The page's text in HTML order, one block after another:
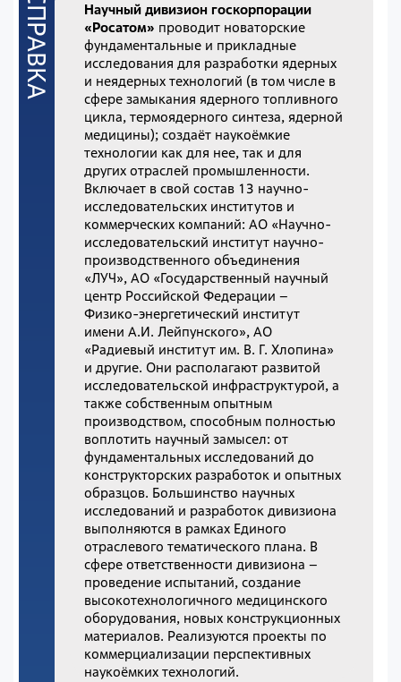
Научный дивизион госкорпорации
«Росатом» проводит новаторские
фундаментальные и прикладные
исследования для разработки ядерных
и неядерных технологий (в том числе в
сфере замыкания ядерного топливного
цикла, термоядерного синтеза, ядерной
медицины); создаёт наукоёмкие
технологии как для нее, так и для
других отраслей промышленности.
Включает в свой состав 13 научно-
исследовательских институтов и
коммерческих компаний: АО «Научно-
исследовательский институт научно-
производственного объединения
«ЛУЧ», АО «Государственный научный
центр Российской Федерации –
Физико-энергетический институт
имени А.И. Лейпунского», АО
«Радиевый институт им. В. Г. Хлопина»
и другие. Они располагают развитой
исследовательской инфраструктурой, а
также собственным опытным
производством, способным полностью
воплотить научный замысел: от
фундаментальных исследований до
конструкторских разработок и опытных
образцов. Большинство научных
исследований и разработок дивизиона
выполняются в рамках Единого
отраслевого тематического плана. В
сфере ответственности дивизиона –
проведение испытаний, создание
высокотехнологичного медицинского
оборудования, новых конструкционных
материалов. Реализуются проекты по
коммерциализации перспективных
наукоёмких технологий.